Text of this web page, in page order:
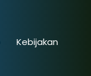
Kebijakan